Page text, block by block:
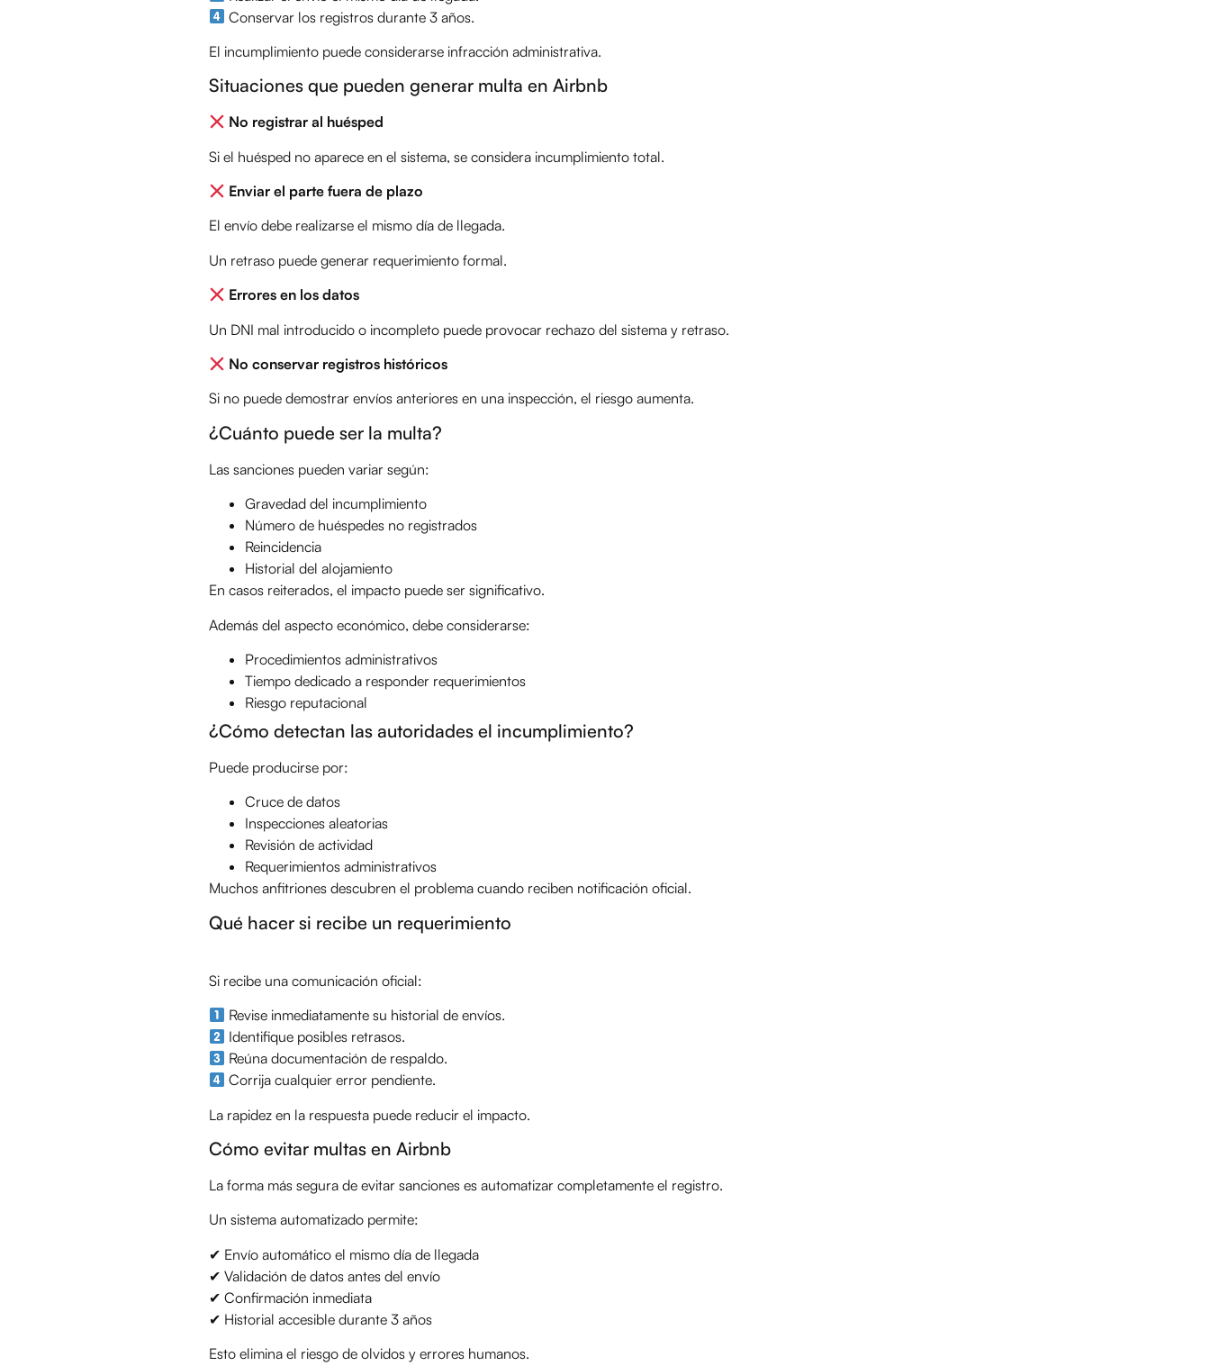
Conservar los registros durante 3 años.
El incumplimiento puede considerarse infracción administrativa.
Situaciones que pueden generar multa en Airbnb
No registrar al huésped
Si el huésped no aparece en el sistema, se considera incumplimiento total.
Enviar el parte fuera de plazo
El envío debe realizarse el mismo día de llegada.
Un retraso puede generar requerimiento formal.
Errores en los datos
Un DNI mal introducido o incompleto puede provocar rechazo del sistema y retraso.
No conservar registros históricos
Si no puede demostrar envíos anteriores en una inspección, el riesgo aumenta.
¿Cuánto puede ser la multa?
Las sanciones pueden variar según:
Gravedad del incumplimiento
Número de huéspedes no registrados
Reincidencia
Historial del alojamiento
En casos reiterados, el impacto puede ser significativo.
Además del aspecto económico, debe considerarse:
Procedimientos administrativos
Tiempo dedicado a responder requerimientos
Riesgo reputacional
¿Cómo detectan las autoridades el incumplimiento?
Puede producirse por:
Cruce de datos
Inspecciones aleatorias
Revisión de actividad
Requerimientos administrativos
Muchos anfitriones descubren el problema cuando reciben notificación oficial.
Qué hacer si recibe un requerimiento
Si recibe una comunicación oficial:
Revise inmediatamente su historial de envíos.
Identifique posibles retrasos.
Reúna documentación de respaldo.
Corrija cualquier error pendiente.
La rapidez en la respuesta puede reducir el impacto.
Cómo evitar multas en Airbnb
La forma más segura de evitar sanciones es automatizar completamente el registro.
Un sistema automatizado permite:
✔ Envío automático el mismo día de llegada
✔ Validación de datos antes del envío
✔ Confirmación inmediata
✔ Historial accesible durante 3 años
Esto elimina el riesgo de olvidos y errores humanos.